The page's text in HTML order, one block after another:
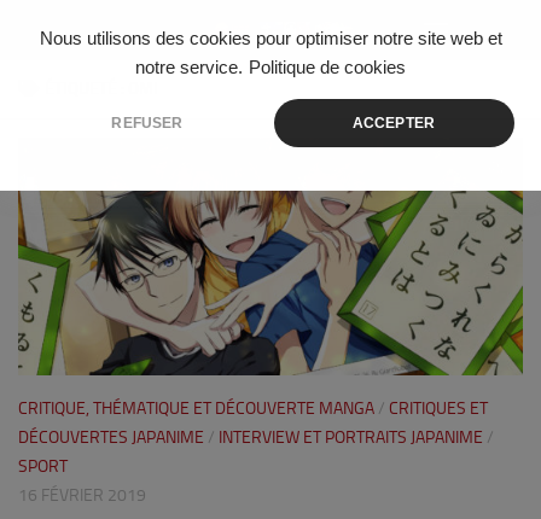
Nous utilisons des cookies pour optimiser notre site web et
notre service. Politique de cookies
REFUSER ACCEPTER
Skip to content
CRITIQUE, THÉMATIQUE ET DÉCOUVERTE MANGA / CRITIQUES ET
DÉCOUVERTES JAPANIME / INTERVIEW ET PORTRAITS JAPANIME /
SPORT
16 FÉVRIER 2019